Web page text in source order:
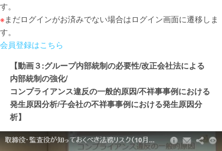
す。
※まだログインがお済みでない場合はログイン画面に遷移しま
す。
会員登録はこちら
【動画３:グループ内部統制の必要性/改正会社法による
内部統制の強化/
コンプライアンス違反の一般的原因/不祥事事例における
発生原因分析/子会社の不祥事事例における発生原因分
析】